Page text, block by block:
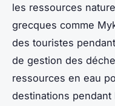
les ressources
grecques comme
des touristes
de gestion des
ressources en eau
destinations pendant